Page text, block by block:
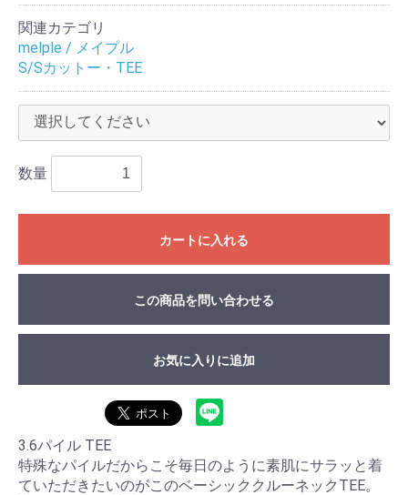
関連カテゴリ
melple / メイプル
S/Sカットー・TEE
数量
カートに入れる
この商品を問い合わせる
お気に入りに追加
3.6パイル TEE
特殊なパイルだからこそ毎日のように素肌にサラッと着
ていただきたいのがこのベーシッククルーネックTEE。